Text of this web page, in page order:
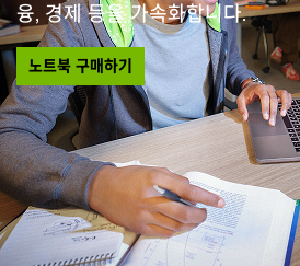
융, 경제 등을 가속화합니다.
노트북 구매하기